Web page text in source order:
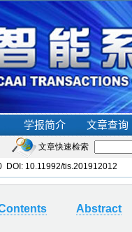
文章快速检索
DOI: 10.11992/tis.201912012
Abstract